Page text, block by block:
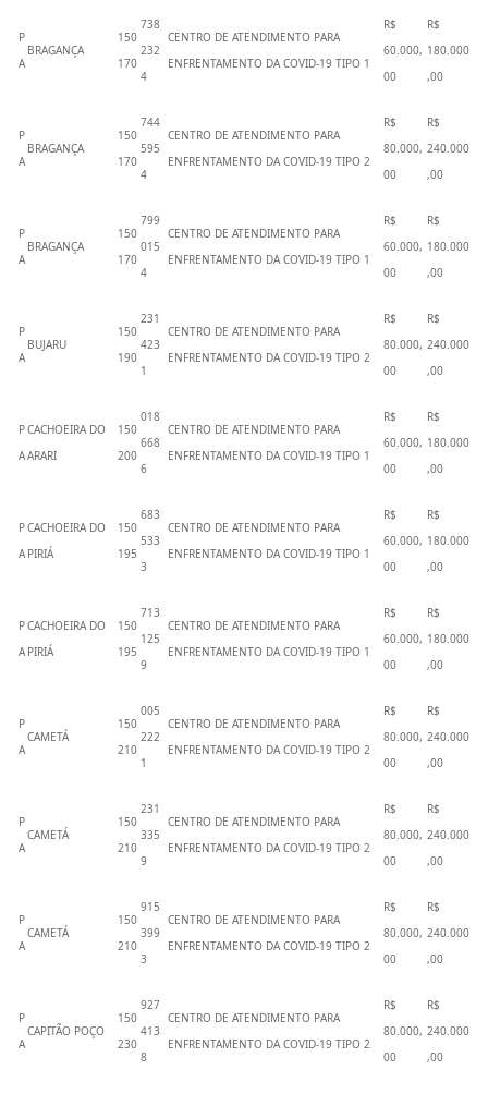
P
A
BRAGANÇA
150
170
738
232
4
CENTRO DE ATENDIMENTO PARA
ENFRENTAMENTO DA COVID-19 TIPO 1
R$
60.000,
00
R$
180.000
,00
P
A
BRAGANÇA
150
170
744
595
4
CENTRO DE ATENDIMENTO PARA
ENFRENTAMENTO DA COVID-19 TIPO 2
R$
80.000,
00
R$
240.000
,00
P
A
BRAGANÇA
150
170
799
015
4
CENTRO DE ATENDIMENTO PARA
ENFRENTAMENTO DA COVID-19 TIPO 1
R$
60.000,
00
R$
180.000
,00
P
A
BUJARU
150
190
231
423
1
CENTRO DE ATENDIMENTO PARA
ENFRENTAMENTO DA COVID-19 TIPO 2
R$
80.000,
00
R$
240.000
,00
P
A
CACHOEIRA DO
ARARI
150
200
018
668
6
CENTRO DE ATENDIMENTO PARA
ENFRENTAMENTO DA COVID-19 TIPO 1
R$
60.000,
00
R$
180.000
,00
P
A
CACHOEIRA DO
PIRIÁ
150
195
683
533
3
CENTRO DE ATENDIMENTO PARA
ENFRENTAMENTO DA COVID-19 TIPO 1
R$
60.000,
00
R$
180.000
,00
P
A
CACHOEIRA DO
PIRIÁ
150
195
713
125
9
CENTRO DE ATENDIMENTO PARA
ENFRENTAMENTO DA COVID-19 TIPO 1
R$
60.000,
00
R$
180.000
,00
P
A
CAMETÁ
150
210
005
222
1
CENTRO DE ATENDIMENTO PARA
ENFRENTAMENTO DA COVID-19 TIPO 2
R$
80.000,
00
R$
240.000
,00
P
A
CAMETÁ
150
210
231
335
9
CENTRO DE ATENDIMENTO PARA
ENFRENTAMENTO DA COVID-19 TIPO 2
R$
80.000,
00
R$
240.000
,00
P
A
CAMETÁ
150
210
915
399
3
CENTRO DE ATENDIMENTO PARA
ENFRENTAMENTO DA COVID-19 TIPO 2
R$
80.000,
00
R$
240.000
,00
P
A
CAPITÃO POÇO
150
230
927
413
8
CENTRO DE ATENDIMENTO PARA
ENFRENTAMENTO DA COVID-19 TIPO 2
R$
80.000,
00
R$
240.000
,00